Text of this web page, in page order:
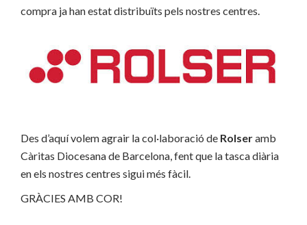
compra ja han estat distribuïts pels nostres centres.
Des d’aquí volem agrair la col·laboració de Rolseramb
Càritas Diocesana de Barcelona, fent que la tasca diària
en els nostres centres sigui més fàcil.
GRÀCIES AMB COR!